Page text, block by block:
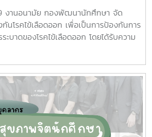
งานอนามัย กองพัฒนานักศึกษา จัด
นโรคไข้เลือดออก เพื่อเป็นการป้องกันการ
ะบาดของโรคไข้เลือดออก โดยได้รับความ
นสำรวจทำลายแหล่งเพาะพันธุ์ยุงลาย
ร แฟลต และบริเวณพื้นที่่โดยรอบ
ได้รับความอนุเคราะห์รถรับนักศึกษาจาก
ดล้อม